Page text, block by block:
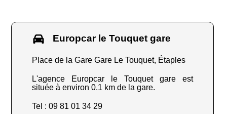
Europcar le Touquet gare
Place de la Gare Gare Le Touquet, Étaples
L'agence Europcar le Touquet gare est
située à environ 0.1 km de la gare.
Tel : 09 81 01 34 29